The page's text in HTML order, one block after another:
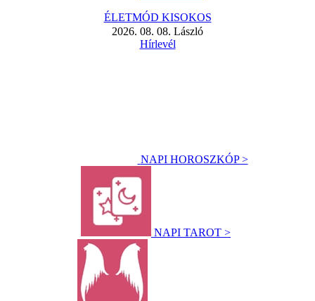
ÉLETMÓD KISOKOS
2026. 08. 08. László
Hírlevél
NAPI HOROSZKÓP >
NAPI TAROT >